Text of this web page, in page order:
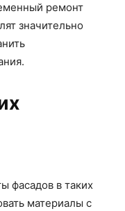
ремонт
значительно
фасадов в таких
материалы с